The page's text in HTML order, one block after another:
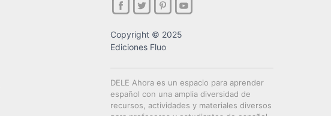
Copyright © 2025
Ediciones Fluo
DELE Ahora es un espacio para aprender
español con una amplia diversidad de
recursos, actividades y materiales diversos